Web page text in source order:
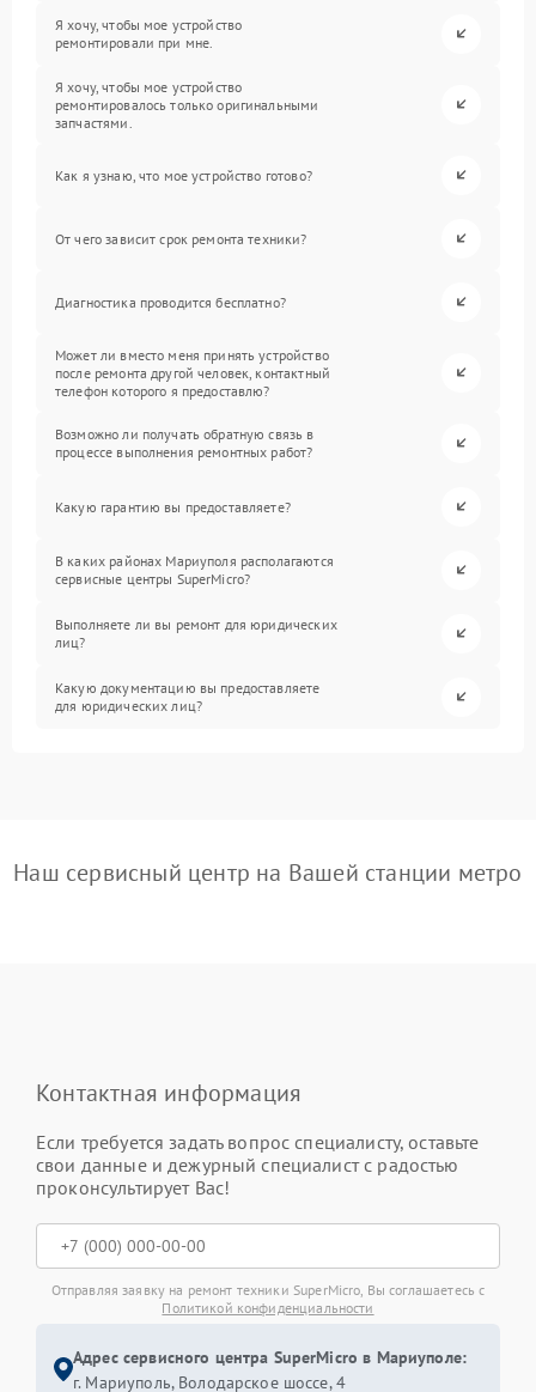
Я хочу, чтобы мое устройство
ремонтировали при мне.
Я хочу, чтобы мое устройство
ремонтировалось только оригинальными
запчастями.
Как я узнаю, что мое устройство готово?
От чего зависит срок ремонта техники?
Диагностика проводится бесплатно?
Может ли вместо меня принять устройство
после ремонта другой человек, контактный
телефон которого я предоставлю?
Возможно ли получать обратную связь в
процессе выполнения ремонтных работ?
Какую гарантию вы предоставляете?
В каких районах Мариуполя располагаются
сервисные центры SuperMicro?
Выполняете ли вы ремонт для юридических
лиц?
Какую документацию вы предоставляете
для юридических лиц?
Наш сервисный центр на Вашей станции метро
Контактная информация
Если требуется задать вопрос специалисту, оставьте
свои данные и дежурный специалист с радостью
проконсультирует Вас!
Отправляя заявку на ремонт техники SuperMicro, Вы соглашаетесь с
Политикой конфиденциальности
Адрес сервисного центра SuperMicro в Мариуполе:
г. Мариуполь, Володарское шоссе, 4